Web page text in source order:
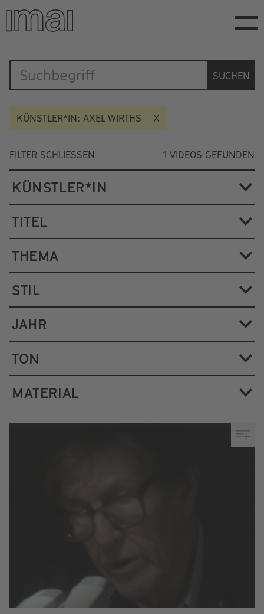
Direkt
zum
Inhalt
Katalog
SUCHEN
KÜNSTLER*IN: AXEL WIRTHS
FILTER SCHLIESSEN 1 VIDEOS GEFUNDEN
KÜNSTLER*IN
TITEL
THEMA
STIL
JAHR
TON
MATERIAL